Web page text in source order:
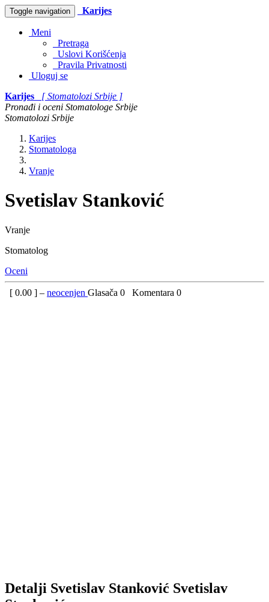
Toggle navigation Karijes
Meni
Pretraga
Uslovi Korišćenja
Pravila Privatnosti
Uloguj se
Karijes
[ Stomatolozi Srbije ]
Pronađi i oceni Stomatologe Srbije
Stomatolozi Srbije
Karijes
Stomatologa
Vranje
Svetislav Stanković
Vranje
Stomatolog
Oceni
[ 0.00 ] – neocenjen Glasača 0 Komentara 0
Detalji Svetislav Stanković Svetislav